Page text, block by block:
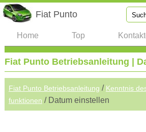
Fiat Punto
Home Top
Fiat Punto Betriebsanleitung |
Fiat Punto Betriebsanleitung / Kenntnis
funktionen / Datum einstellen